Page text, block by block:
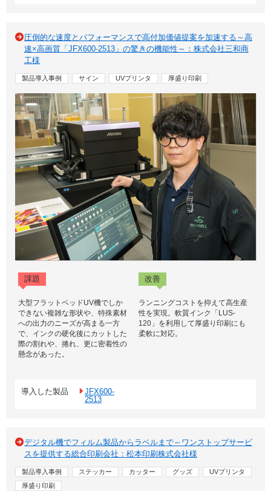
圧倒的な速度とパフォーマンスで高付加価値提案を加速する～高
速×高画質「JFX600-2513」の驚きの機能性～：株式会社三和商
工様
製品導入事例 サイン UVプリンタ 厚盛り印刷
課題 改善
大型フラットベッドUV機でしか
できない複雑な形状や、特殊素材
への出力のニーズが高まる一方
で、インクの硬化後にカットした
際の割れや、捲れ、更に密着性の
懸念があった。
ランニングコストを抑えて高生産
性を実現。軟質インク「LUS-
120」を利用して厚盛り印刷にも
柔軟に対応。
導入した製品
JFX600-
2513
デジタル機でフィルム製品からラベルまで～ワンストップサービ
スを提供する総合印刷会社：松本印刷株式会社様
製品導入事例 ステッカー カッター グッズ
UVプリンタ
厚盛り印刷